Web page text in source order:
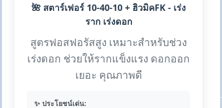
🌺 สตาร์เฟอร์ 10-40-10 + ฮิวมิคFK - เร่ง
ราก เร่งดอก
สูตรฟอสฟอรัสสูง เหมาะสำหรับช่วง
เร่งดอก ช่วยให้รากแข็งแรง ดอกออก
เยอะ คุณภาพดี
✨ ประโยชน์เด่น: